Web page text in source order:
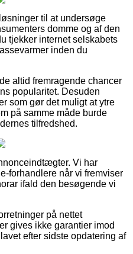
til at undersøge
domme og af den
tjekker internet selskabets
inden du
altid fremragende chancer
popularitet. Desuden
som gør det muligt at ytre
på samme måde burde
tilfredshed.
Vi har
forhandlere når vi fremviser
ifald den besøgende vi
på nettet
gives ikke garantier imod
efter sidste opdatering af